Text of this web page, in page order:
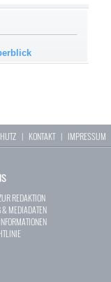
| KONTAKT| IMPRESSUM
REDAKTION
MEDIADATEN